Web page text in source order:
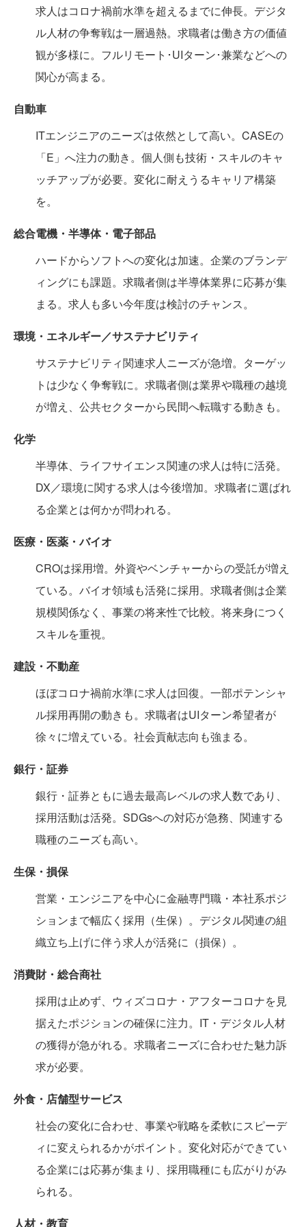
求人はコロナ禍前水準を超えるまでに伸長。デジタ
ル人材の争奪戦は一層過熱。求職者は働き方の価値
観が多様に。フルリモート･UIターン･兼業などへの
関心が高まる。
自動車
ITエンジニアのニーズは依然として高い。CASEの
「E」へ注力の動き。個人側も技術・スキルのキャ
ッチアップが必要。変化に耐えうるキャリア構築
を。
総合電機・半導体・電子部品
ハードからソフトへの変化は加速。企業のブランデ
ィングにも課題。求職者側は半導体業界に応募が集
まる。求人も多い今年度は検討のチャンス。
環境・エネルギー／サステナビリティ
サステナビリティ関連求人ニーズが急増。ターゲッ
トは少なく争奪戦に。求職者側は業界や職種の越境
が増え、公共セクターから民間へ転職する動きも。
化学
半導体、ライフサイエンス関連の求人は特に活発。
DX／環境に関する求人は今後増加。求職者に選ばれ
る企業とは何かが問われる。
医療・医薬・バイオ
CROは採用増。外資やベンチャーからの受託が増え
ている。バイオ領域も活発に採用。求職者側は企業
規模関係なく、事業の将来性で比較。将来身につく
スキルを重視。
建設・不動産
ほぼコロナ禍前水準に求人は回復。一部ポテンシャ
ル採用再開の動きも。求職者はUIターン希望者が
徐々に増えている。社会貢献志向も強まる。
銀行・証券
銀行・証券ともに過去最高レベルの求人数であり、
採用活動は活発。SDGsへの対応が急務、関連する
職種のニーズも高い。
生保・損保
営業・エンジニアを中心に金融専門職・本社系ポジ
ションまで幅広く採用（生保）。デジタル関連の組
織立ち上げに伴う求人が活発に（損保）。
消費財・総合商社
採用は止めず、ウィズコロナ・アフターコロナを見
据えたポジションの確保に注力。IT・デジタル人材
の獲得が急がれる。求職者ニーズに合わせた魅力訴
求が必要。
外食・店舗型サービス
社会の変化に合わせ、事業や戦略を柔軟にスピーデ
ィに変えられるかがポイント。変化対応ができてい
る企業には応募が集まり、採用職種にも広がりがみ
られる。
人材・教育